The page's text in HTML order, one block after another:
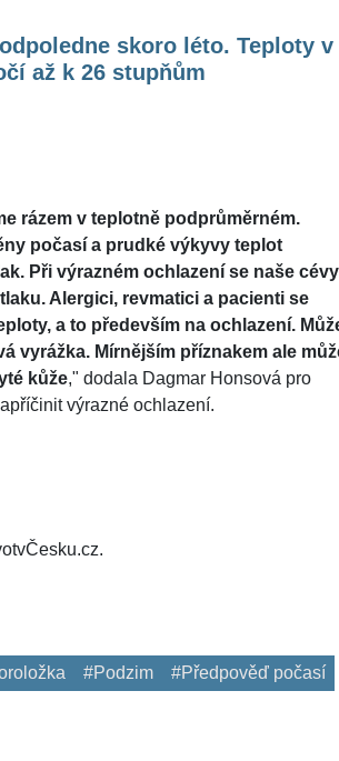
skoro léto. Teploty v
až k 26 stupňům
rázem v teplotně podprůměrném.
počasí a prudké výkyvy teplot
Při výrazném ochlazení se naše cévy
Alergici, revmatici a pacienti se
a to především na ochlazení.
vyrážka. Mírnějším příznakem ale
kůže," dodala Dagmar Honsová pro
výrazné ochlazení.
#Podzim #Předpověď počasí